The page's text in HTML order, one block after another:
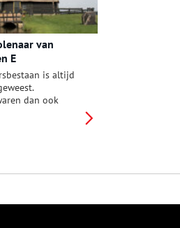
van
E
is altijd
dan ook
anders.